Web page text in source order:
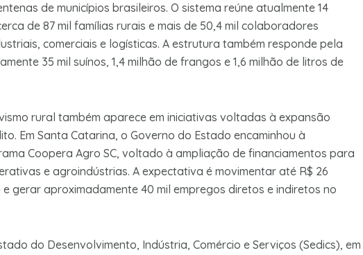
de municípios brasileiros. O sistema reúne atualmente 14
de 87 mil famílias rurais e mais de 50,4 mil colaboradores
comerciais e logísticas. A estrutura também responde pela
35 mil suínos, 1,4 milhão de frangos e 1,6 milhão de litros de
rural também aparece em iniciativas voltadas à expansão
Em Santa Catarina, o Governo do Estado encaminhou à
Coopera Agro SC, voltado à ampliação de financiamentos para
e agroindústrias. A expectativa é movimentar até R$ 26
gerar aproximadamente 40 mil empregos diretos e indiretos no
do Desenvolvimento, Indústria, Comércio e Serviços (Sedics), em